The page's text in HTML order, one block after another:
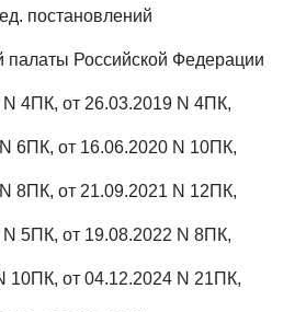
постановлений
палаты Российской Федерации
N 4ПК, от 26.03.2019 N 4ПК,
6ПК, от 16.06.2020 N 10ПК,
8ПК, от 21.09.2021 N 12ПК,
N 5ПК, от 19.08.2022 N 8ПК,
10ПК, от 04.12.2024 N 21ПК,